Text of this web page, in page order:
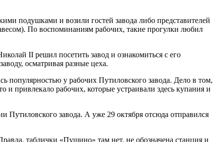
подушками и возили гостей завода либо представителей
По воспоминаниям рабочих, такие прогулки любил
II решил посетить завод и ознакомиться с его
осматривая разные цеха.
популярностью у рабочих Путиловского завода. Дело в том,
и привлекало рабочих, которые устраивали здесь купания и
Путиловского завода. А уже 29 октяб­ря отсюда отправился
таблички «Пущино» там нет, не обозначена станция и